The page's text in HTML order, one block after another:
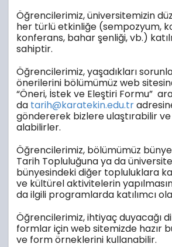
Öğrencilerimiz, üniversitemizin
her türlü etkinliğe (sempozyum,
konferans, bahar şenliği, vb.)
sahiptir.
Öğrencilerimiz, yaşadıkları
önerilerini bölümümüz web
“Öneri, İstek ve Eleştiri Formu”
da tarih@karatekin.edu.tr
göndererek bizlere ulaştırabilir ve
alabilirler.
Öğrencilerimiz, bölümümüz
Tarih Topluluğuna ya da
bünyesindeki diğer topluluklara
ve kültürel aktivitelerin
da ilgili programlarda katılımcı
Öğrencilerimiz, ihtiyaç duyacağı
formlar için web sitemizde hazır
ve form örneklerini kullanabilir.